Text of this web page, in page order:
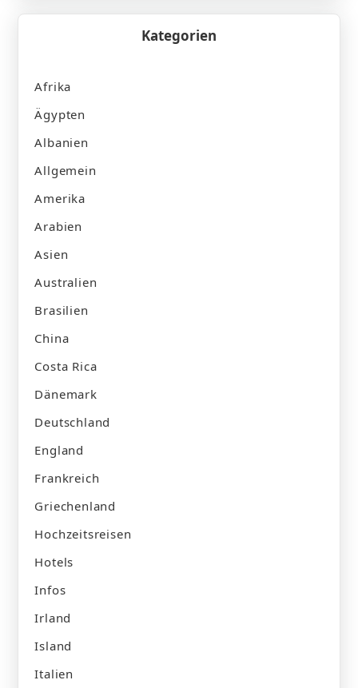
Kategorien
Afrika
Ägypten
Albanien
Allgemein
Amerika
Arabien
Asien
Australien
Brasilien
China
Costa Rica
Dänemark
Deutschland
England
Frankreich
Griechenland
Hochzeitsreisen
Hotels
Infos
Irland
Island
Italien